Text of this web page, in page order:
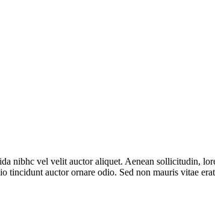
nibhc vel velit auctor aliquet. Aenean sollicitudin,
tincidunt auctor ornare odio. Sed non mauris vitae